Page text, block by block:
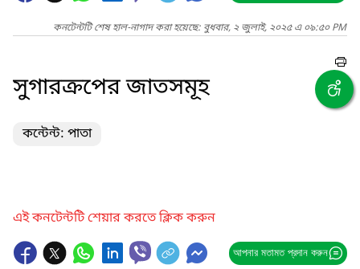
কনটেন্টটি শেষ হাল-নাগাদ করা হয়েছে: বুধবার, ২ জুলাই, ২০২৫ এ ০৯:৫০ PM
সুগারক্রপের জাতসমূহ
কন্টেন্ট: পাতা
এই কনটেন্টটি শেয়ার করতে ক্লিক করুন
আপনার মতামত প্রদান করুন